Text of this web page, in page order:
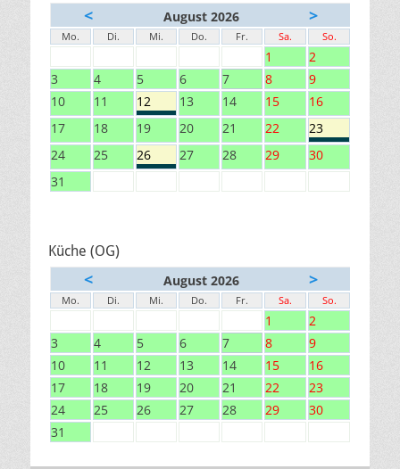
< August 2026 >
Mo. Di. Mi. Do. Fr. Sa. So.
1
2
3
4 5 6 7 8
9
10
11 12 13 14 15
16
17
18 19 20 21 22
23
24
25 26 27 28 29
30
31
Küche (OG)
< August 2026 >
Mo. Di. Mi. Do. Fr. Sa. So.
1
2
3
4 5 6 7 8
9
10
11 12 13 14 15
16
17
18 19 20 21 22
23
24
25 26 27 28 29
30
31